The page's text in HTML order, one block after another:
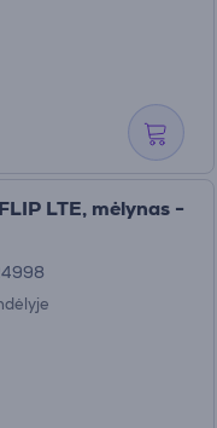
LTE, mėlynas -